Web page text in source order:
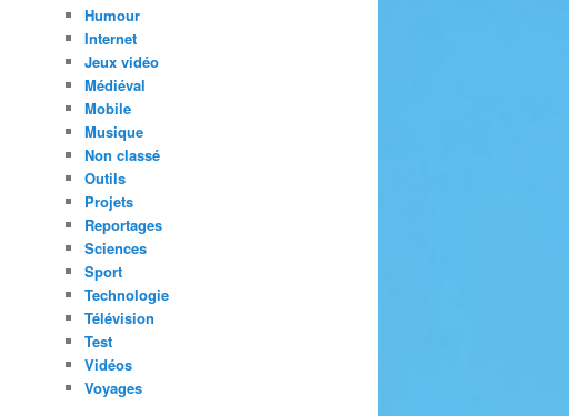
Humour
Internet
Jeux vidéo
Médiéval
Mobile
Musique
Non classé
Outils
Projets
Reportages
Sciences
Sport
Technologie
Télévision
Test
Vidéos
Voyages